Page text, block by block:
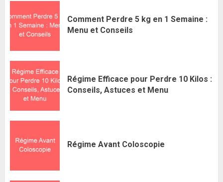
Comment Perdre 5 kg en 1 Semaine :
Menu et Conseils
Régime Efficace pour Perdre 10 Kilos :
Conseils, Astuces et Menu
Régime Avant Coloscopie